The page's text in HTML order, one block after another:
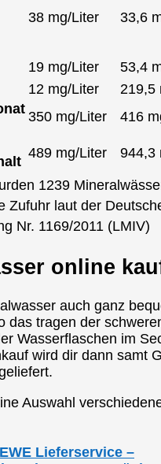
38 mg/Liter 33,6
19 mg/Liter 53,4
12 mg/Liter 219,5
350 mg/Liter 416
489 mg/Liter 944,3
1239
Zufuhr laut der
Nr. 1169/2011 (LMIV)
online
auch ganz
das tragen der
Wasserflaschen im
wird dir dann samt
Auswahl
Lieferservice –